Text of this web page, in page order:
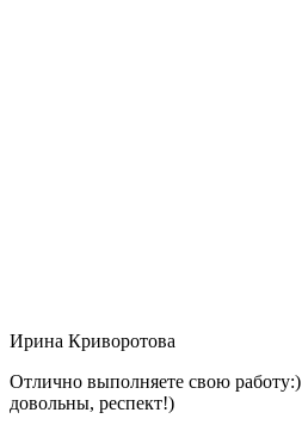
Ирина Криворотова
Отлично выполняете свою работу:)
довольны, респект!)